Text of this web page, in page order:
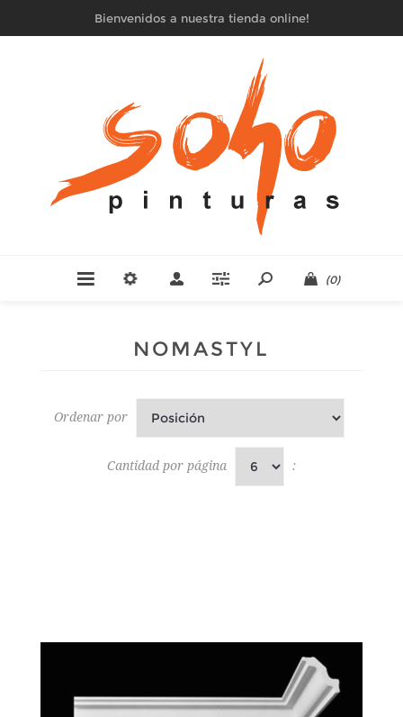
Bienvenidos a nuestra tienda online!
(0)
NOMASTYL
Ordenar por
Cantidad por página :